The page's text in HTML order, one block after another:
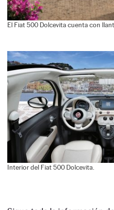
El Fiat 500 Dolcevita cuenta con
Interior del Fiat 500 Dolcevita.